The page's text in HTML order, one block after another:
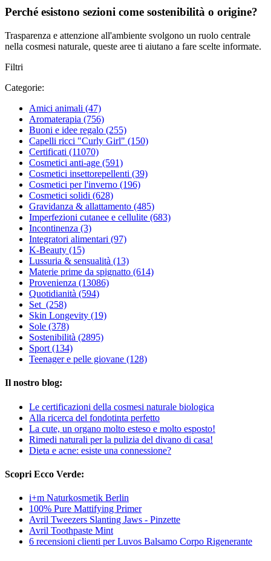
Perché esistono sezioni come sostenibilità o origine?
Trasparenza e attenzione all'ambiente svolgono un ruolo centrale
nella cosmesi naturale, queste aree ti aiutano a fare scelte informate.
Filtri
Categorie:
Amici animali (47)
Aromaterapia (756)
Buoni e idee regalo (255)
Capelli ricci "Curly Girl" (150)
Certificati (11070)
Cosmetici anti-age (591)
Cosmetici insettorepellenti (39)
Cosmetici per l'inverno (196)
Cosmetici solidi (628)
Gravidanza & allattamento (485)
Imperfezioni cutanee e cellulite (683)
Incontinenza (3)
Integratori alimentari (97)
K-Beauty (15)
Lussuria & sensualità (13)
Materie prime da spignatto (614)
Provenienza (13086)
Quotidianità (594)
Set (258)
Skin Longevity (19)
Sole (378)
Sostenibilità (2895)
Sport (134)
Teenager e pelle giovane (128)
Il nostro blog:
Le certificazioni della cosmesi naturale biologica
Alla ricerca del fondotinta perfetto
La cute, un organo molto esteso e molto esposto!
Rimedi naturali per la pulizia del divano di casa!
Dieta e acne: esiste una connessione?
Scopri Ecco Verde:
i+m Naturkosmetik Berlin
100% Pure Mattifying Primer
Avril Tweezers Slanting Jaws - Pinzette
Avril Toothpaste Mint
6 recensioni clienti per Luvos Balsamo Corpo Rigenerante